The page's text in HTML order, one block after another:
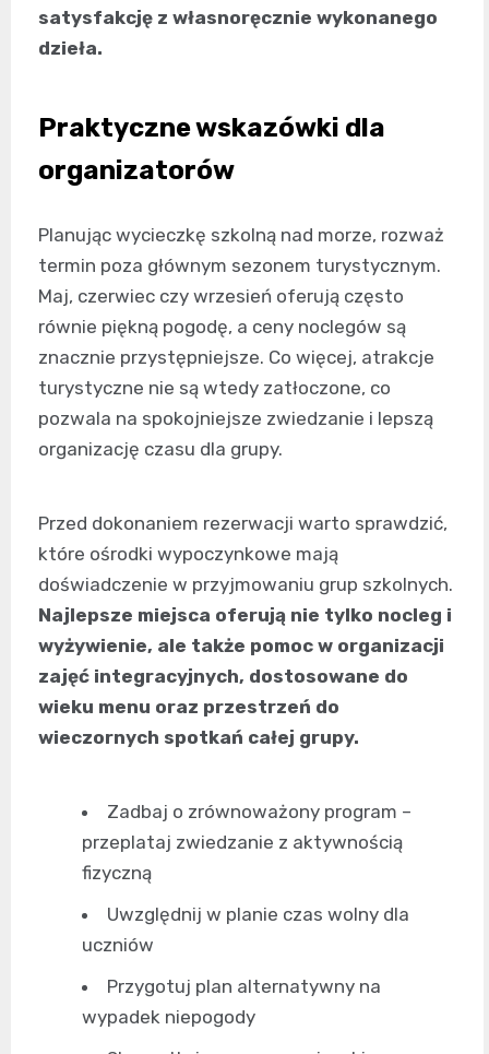
satysfakcję z własnoręcznie wykonanego
dzieła.
Praktyczne wskazówki dla
organizatorów
Planując wycieczkę szkolną nad morze, rozważ
termin poza głównym sezonem turystycznym.
Maj, czerwiec czy wrzesień oferują często
równie piękną pogodę, a ceny noclegów są
znacznie przystępniejsze. Co więcej, atrakcje
turystyczne nie są wtedy zatłoczone, co
pozwala na spokojniejsze zwiedzanie i lepszą
organizację czasu dla grupy.
Przed dokonaniem rezerwacji warto sprawdzić,
które ośrodki wypoczynkowe mają
doświadczenie w przyjmowaniu grup szkolnych.
Najlepsze miejsca oferują nie tylko nocleg i
wyżywienie, ale także pomoc w organizacji
zajęć integracyjnych, dostosowane do
wieku menu oraz przestrzeń do
wieczornych spotkań całej grupy.
Zadbaj o zrównoważony program –
przeplataj zwiedzanie z aktywnością
fizyczną
Uwzględnij w planie czas wolny dla
uczniów
Przygotuj plan alternatywny na
wypadek niepogody